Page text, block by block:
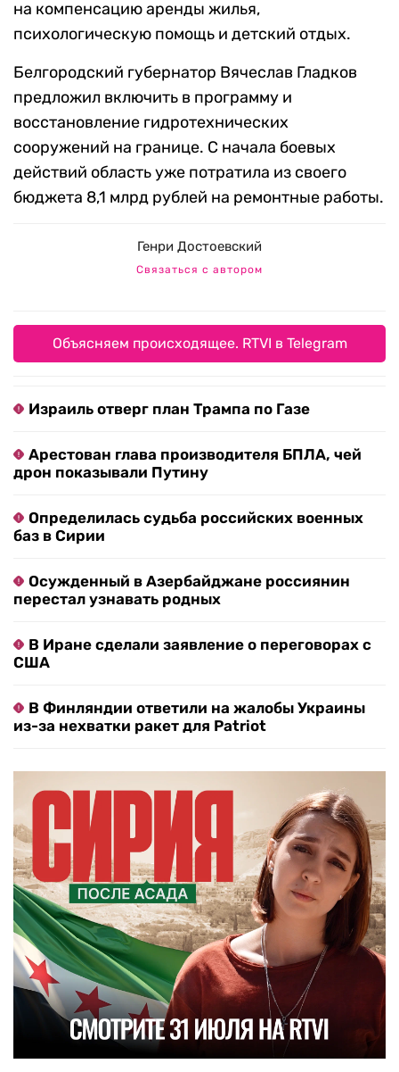
на компенсацию аренды жилья,
психологическую помощь и детский отдых.
Белгородский губернатор Вячеслав Гладков
предложил включить в программу и
восстановление гидротехнических
сооружений на границе. С начала боевых
действий область уже потратила из своего
бюджета 8,1 млрд рублей на ремонтные работы.
Генри Достоевский
Связаться с автором
Объясняем происходящее. RTVI в Telegram
Израиль отверг план Трампа по Газе
Арестован глава производителя БПЛА, чей
дрон показывали Путину
Определилась судьба российских военных
баз в Сирии
Осужденный в Азербайджане россиянин
перестал узнавать родных
В Иране сделали заявление о переговорах с
США
В Финляндии ответили на жалобы Украины
из-за нехватки ракет для Patriot